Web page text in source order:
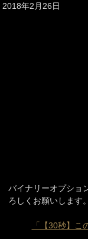
2018年2月26日
バイナリーオプショ
ろしくお願いします
「【30秒】